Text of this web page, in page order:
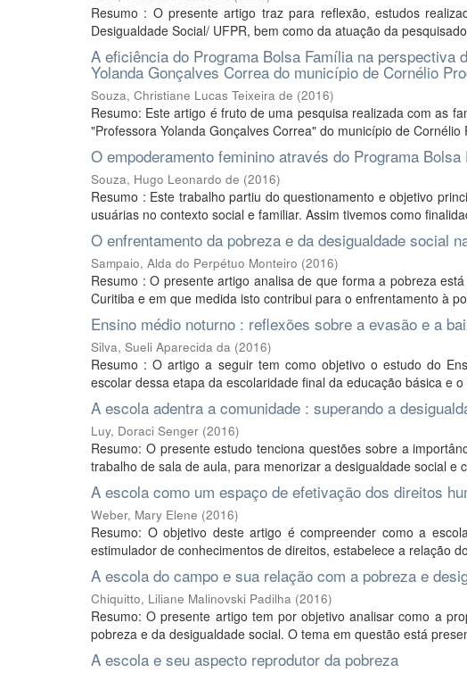
Resumo : O presente artigo traz para reflexão, estudos
Desigualdade Social/ UFPR, bem como da atuação da
A eficiência do Programa Bolsa Família na
Yolanda Gonçalves Correa do município de Cornélio
Souza, Christiane Lucas Teixeira de (2016)
Resumo: Este artigo é fruto de uma pesquisa realizada com as
"Professora Yolanda Gonçalves Correa" do município de
O empoderamento feminino através do Programa
Souza, Hugo Leonardo de (2016)
Resumo : Este trabalho partiu do questionamento e objetivo
usuárias no contexto social e familiar. Assim tivemos como
O enfrentamento da pobreza e da desigualdade social
Sampaio, Alda do Perpétuo Monteiro (2016)
Resumo : O presente artigo analisa de que forma a pobreza
Curitiba e em que medida isto contribui para o enfrentamento à
Ensino médio noturno : reflexões sobre a evasão e a
Silva, Sueli Aparecida da (2016)
Resumo : O artigo a seguir tem como objetivo o estudo do
escolar dessa etapa da escolaridade final da educação básica e
A escola adentra a comunidade : superando a
Luy, Doraci Senger (2016)
Resumo: O presente estudo tenciona questões sobre a
trabalho de sala de aula, para menorizar a desigualdade social e
A escola como um espaço de efetivação dos direitos
Weber, Mary Elene (2016)
Resumo: O objetivo deste artigo é compreender como a
estimulador de conhecimentos de direitos, estabelece a relação
A escola do campo e sua relação com a pobreza e
Chiquitto, Liliane Malinovski Padilha (2016)
Resumo: O presente artigo tem por objetivo analisar como a
pobreza e da desigualdade social. O tema em questão está
A escola e seu aspecto reprodutor da pobreza